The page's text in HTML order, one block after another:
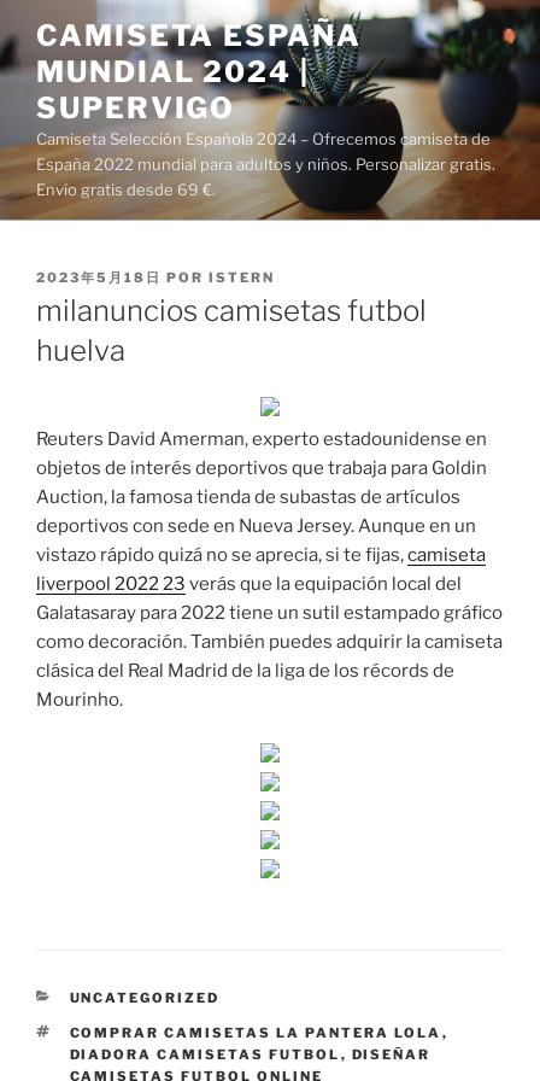
al
contenido
CAMISETA ESPAÑA
MUNDIAL 2024 |
SUPERVIGO
Camiseta Selección Española 2024 – Ofrecemos camiseta de
España 2022 mundial para adultos y niños. Personalizar gratis.
Envío gratis desde 69 €.
PUBLICADO
2023年5月18日 POR ISTERN
milanuncios camisetas futbol
huelva
Reuters David Amerman, experto estadounidense en
objetos de interés deportivos que trabaja para Goldin
Auction, la famosa tienda de subastas de artículos
deportivos con sede en Nueva Jersey. Aunque en un
vistazo rápido quizá no se aprecia, si te fijas,camiseta
liverpool 2022 23 verás que la equipación local del
Galatasaray para 2022 tiene un sutil estampado gráfico
como decoración. También puedes adquirir la camiseta
clásica del Real Madrid de la liga de los récords de
Mourinho.
CATEGORÍAS
UNCATEGORIZED
ETIQUETAS
COMPRAR CAMISETAS LA PANTERA LOLA ,
DIADORA CAMISETAS FUTBOL , DISEÑAR
CAMISETAS FUTBOL ONLINE